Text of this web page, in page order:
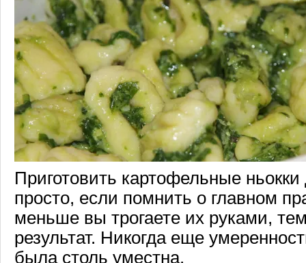
Приготовить картофельные ньокки
просто, если помнить о главном
меньше вы трогаете их руками,
результат. Никогда еще
была столь уместна.